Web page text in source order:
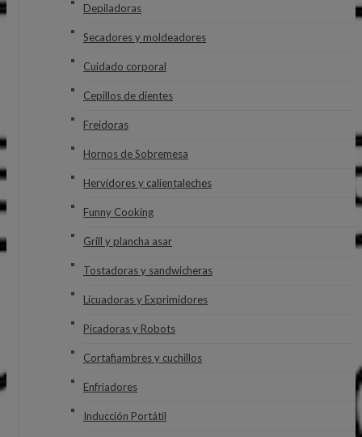
Depiladoras
Secadores y moldeadores
Cuidado corporal
Cepillos de dientes
Freidoras
Hornos de Sobremesa
Hervidores y calientaleches
Funny Cooking
Grill y plancha asar
Tostadoras y sandwicheras
Licuadoras y Exprimidores
Picadoras y Robots
Cortafiambres y cuchillos
Enfriadores
Inducción Portátil